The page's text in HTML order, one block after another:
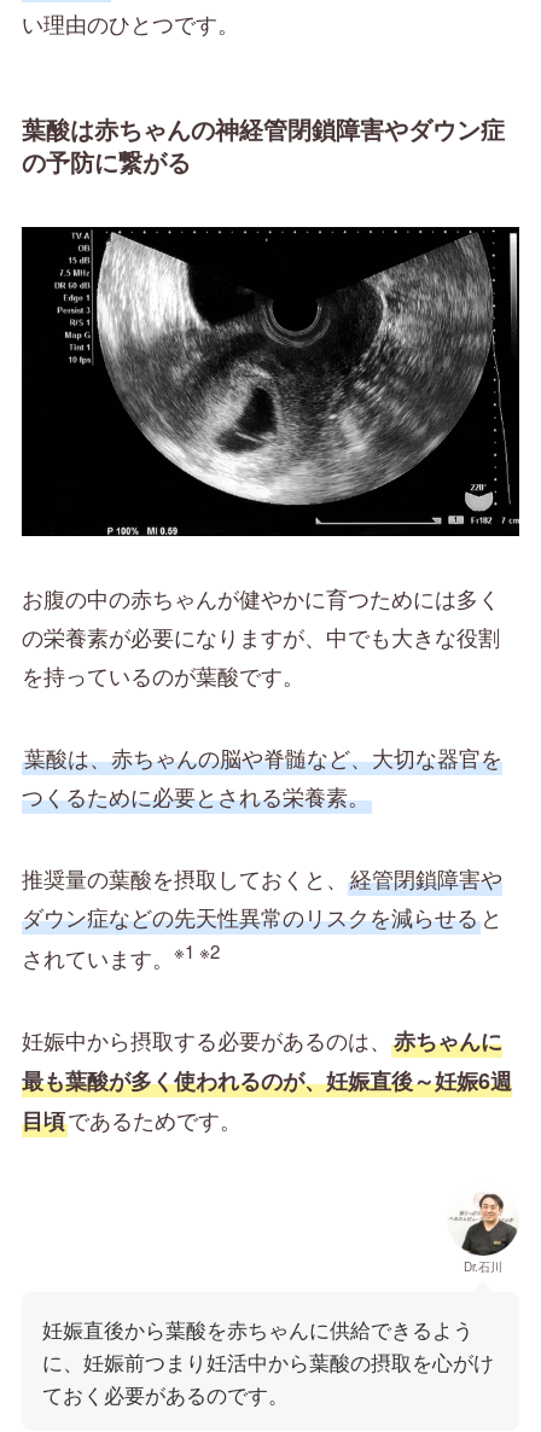
い理由のひとつです。
葉酸は赤ちゃんの神経管閉鎖障害やダウン症
の予防に繋がる
お腹の中の赤ちゃんが健やかに育つためには多く
の栄養素が必要になりますが、中でも大きな役割
を持っているのが葉酸です。
葉酸は、赤ちゃんの脳や脊髄など、大切な器官を
つくるために必要とされる栄養素。
推奨量の葉酸を摂取しておくと、 経管閉鎖障害や
ダウン症などの先天性異常のリスクを減らせると
されています。 ※1 ※2
妊娠中から摂取する必要があるのは、 赤ちゃんに
最も葉酸が多く使われるのが、妊娠直後～妊娠6週
目頃であるためです。
Dr.石川
妊娠直後から葉酸を赤ちゃんに供給できるよう
に、妊娠前つまり妊活中から葉酸の摂取を心がけ
ておく必要があるのです。